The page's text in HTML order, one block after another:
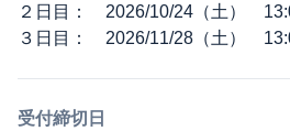
２日目： 2026/10/24（土）
３日目： 2026/11/28（土）
受付締切日